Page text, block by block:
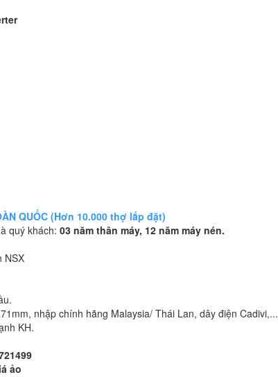
QUỐC (Hơn 10.000 thợ lắp đặt)
quý khách: 03 năm thân máy, 12 năm máy nén.
NSX
nhập chính hãng Malaysia/ Thái Lan, dây điện Cadivi,...
KH.
ảo